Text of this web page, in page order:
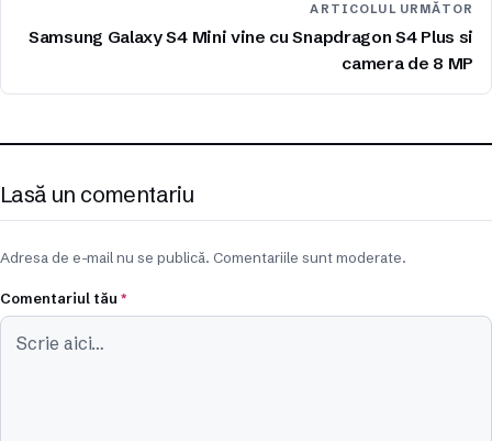
ARTICOLUL URMĂTOR
Samsung Galaxy S4 Mini vine cu Snapdragon S4 Plus si
camera de 8 MP
Lasă un comentariu
Adresa de e-mail nu se publică. Comentariile sunt moderate.
Comentariul tău *